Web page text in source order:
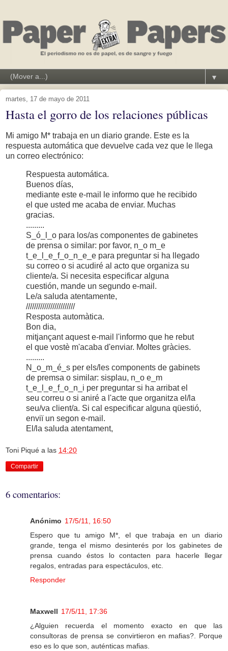
▼
martes, 17 de mayo de 2011
Hasta el gorro de los relaciones públicas
Mi amigo M* trabaja en un diario grande. Este es la
respuesta automática que devuelve cada vez que le llega
un correo electrónico:
Respuesta automática.
Buenos días,
mediante este e-mail le informo que he recibido
el que usted me acaba de enviar. Muchas
gracias.
.........
S_ó_l_o para los/as componentes de gabinetes
de prensa o similar: por favor, n_o m_e
t_e_l_e_f_o_n_e_e para preguntar si ha llegado
su correo o si acudiré al acto que organiza su
cliente/a. Si necesita especificar alguna
cuestión, mande un segundo e-mail.
Le/a saluda atentamente,
////////////////////////
Resposta automàtica.
Bon dia,
mitjançant aquest e-mail l'informo que he rebut
el que vostè m'acaba d'enviar. Moltes gràcies.
.........
N_o_m_é_s per els/les components de gabinets
de premsa o similar: sisplau, n_o e_m
t_e_l_e_f_o_n_i per preguntar si ha arribat el
seu correu o si aniré a l'acte que organitza el/la
seu/va client/a. Si cal especificar alguna qüestió,
enviï un segon e-mail.
El/la saluda atentament,
Toni Piqué a las 14:20
Compartir
6 comentarios:
Anónimo 17/5/11, 16:50
Espero que tu amigo M*, el que trabaja en un diario
grande, tenga el mismo desinterés por los gabinetes de
prensa cuando éstos lo contacten para hacerle llegar
regalos, entradas para espectáculos, etc.
Responder
Maxwell 17/5/11, 17:36
¿Alguien recuerda el momento exacto en que las
consultoras de prensa se convirtieron en mafias?. Porque
eso es lo que son, auténticas mafias.